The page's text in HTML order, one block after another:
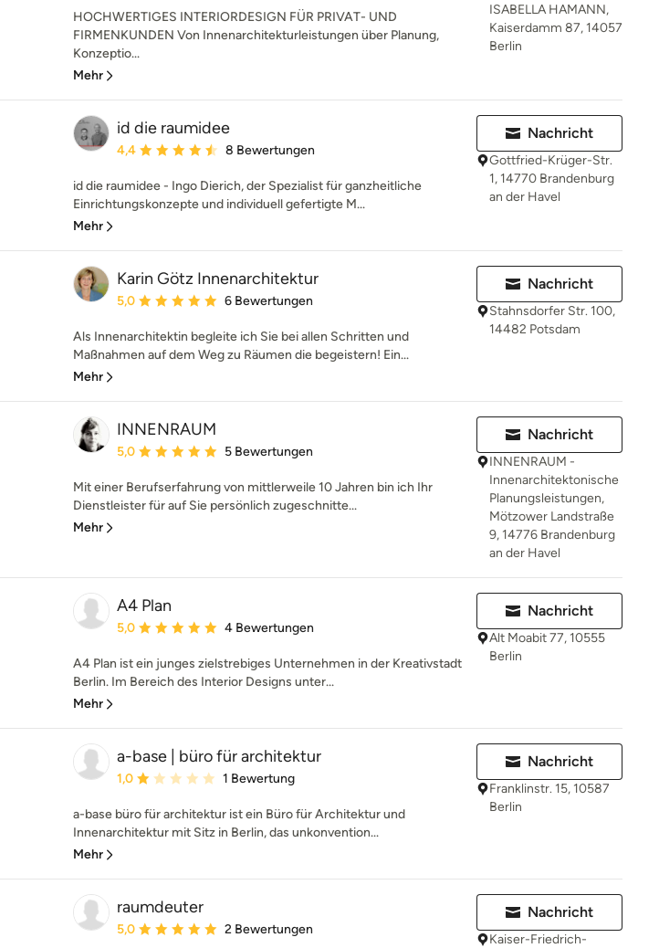
HOCHWERTIGES INTERIORDESIGN FÜR PRIVAT- UND
FIRMENKUNDEN Von Innenarchitekturleistungen über Planung,
Konzeptio...
Mehr
ISABELLA HAMANN,
Kaiserdamm 87, 14057
Berlin
id die raumidee
Durchschnittliche Bewertung: 4.4 von 5 Sternen
4,4 8 Bewertungen
id die raumidee - Ingo Dierich, der Spezialist für ganzheitliche
Einrichtungskonzepte und individuell gefertigte M...
Mehr
Nachricht
Gottfried-Krüger-Str.
1, 14770 Brandenburg
an der Havel
Karin Götz Innenarchitektur
Durchschnittliche Bewertung: 5 von 5 Sternen
5,0 6 Bewertungen
Als Innenarchitektin begleite ich Sie bei allen Schritten und
Maßnahmen auf dem Weg zu Räumen die begeistern! Ein...
Mehr
Nachricht
Stahnsdorfer Str. 100,
14482 Potsdam
INNENRAUM
Durchschnittliche Bewertung: 5 von 5 Sternen
5,0 5 Bewertungen
Mit einer Berufserfahrung von mittlerweile 10 Jahren bin ich Ihr
Dienstleister für auf Sie persönlich zugeschnitte...
Mehr
Nachricht
INNENRAUM -
Innenarchitektonische
Planungsleistungen,
Mötzower Landstraße
9, 14776 Brandenburg
an der Havel
A4 Plan
Durchschnittliche Bewertung: 5 von 5 Sternen
5,0 4 Bewertungen
A4 Plan ist ein junges zielstrebiges Unternehmen in der Kreativstadt
Berlin. Im Bereich des Interior Designs unter...
Mehr
Nachricht
Alt Moabit 77, 10555
Berlin
a-base | büro für architektur
Durchschnittliche Bewertung: 1 von 5 Sternen
1,0 1 Bewertung
a-base büro für architektur ist ein Büro für Architektur und
Innenarchitektur mit Sitz in Berlin, das unkonvention...
Mehr
Nachricht
Franklinstr. 15, 10587
Berlin
raumdeuter
Durchschnittliche Bewertung: 5 von 5 Sternen
5,0 2 Bewertungen
Nachricht
Kaiser-Friedrich-